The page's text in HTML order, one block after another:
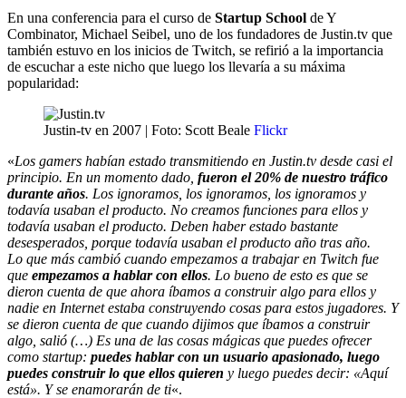
En una conferencia para el curso de Startup School de Y
Combinator, Michael Seibel, uno de los fundadores de Justin.tv que
también estuvo en los inicios de Twitch, se refirió a la importancia
de escuchar a este nicho que luego los llevaría a su máxima
popularidad:
Justin-tv en 2007 | Foto: Scott Beale Flickr
«Los gamers habían estado transmitiendo en Justin.tv desde casi el
principio. En un momento dado, fueron el 20% de nuestro tráfico
durante años. Los ignoramos, los ignoramos, los ignoramos y
todavía usaban el producto. No creamos funciones para ellos y
todavía usaban el producto. Deben haber estado bastante
desesperados, porque todavía usaban el producto año tras año.
Lo que más cambió cuando empezamos a trabajar en Twitch fue
que empezamos a hablar con ellos. Lo bueno de esto es que se
dieron cuenta de que ahora íbamos a construir algo para ellos y
nadie en Internet estaba construyendo cosas para estos jugadores. Y
se dieron cuenta de que cuando dijimos que íbamos a construir
algo, salió (…) Es una de las cosas mágicas que puedes ofrecer
como startup: puedes hablar con un usuario apasionado, luego
puedes construir lo que ellos quieren y luego puedes decir: «Aquí
está». Y se enamorarán de ti«.